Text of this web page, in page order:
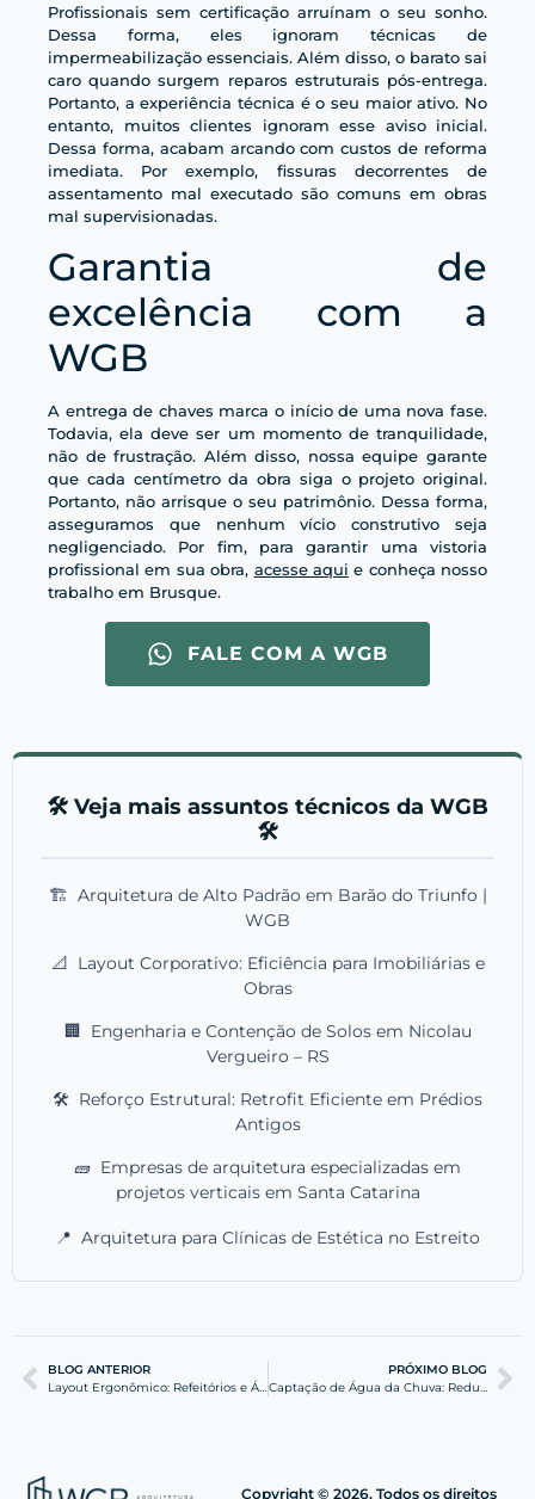
Profissionais sem certificação arruínam o seu sonho.
Dessa forma, eles ignoram técnicas de
impermeabilização essenciais. Além disso, o barato sai
caro quando surgem reparos estruturais pós-entrega.
Portanto, a experiência técnica é o seu maior ativo. No
entanto, muitos clientes ignoram esse aviso inicial.
Dessa forma, acabam arcando com custos de reforma
imediata. Por exemplo, fissuras decorrentes de
assentamento mal executado são comuns em obras
mal supervisionadas.
Garantia de
excelência com a
WGB
A entrega de chaves marca o início de uma nova fase.
Todavia, ela deve ser um momento de tranquilidade,
não de frustração. Além disso, nossa equipe garante
que cada centímetro da obra siga o projeto original.
Portanto, não arrisque o seu patrimônio. Dessa forma,
asseguramos que nenhum vício construtivo seja
negligenciado. Por fim, para garantir uma vistoria
profissional em sua obra, acesse aqui e conheça nosso
trabalho em Brusque.
FALE COM A WGB
🛠️ Veja mais assuntos técnicos da WGB
🛠️
🏗️ Arquitetura de Alto Padrão em Barão do Triunfo |
WGB
📐 Layout Corporativo: Eficiência para Imobiliárias e
Obras
🏢 Engenharia e Contenção de Solos em Nicolau
Vergueiro – RS
🛠️ Reforço Estrutural: Retrofit Eficiente em Prédios
Antigos
🧱 Empresas de arquitetura especializadas em
projetos verticais em Santa Catarina
📍 Arquitetura para Clínicas de Estética no Estreito
BLOG ANTERIOR
Layout Ergonômico: Refeitórios e Áreas de Descanso
PRÓXIMO BLOG
Captação de Água da Chuva: Reduza Custos na sua Indústria
Copyright © 2026. Todos os direitos